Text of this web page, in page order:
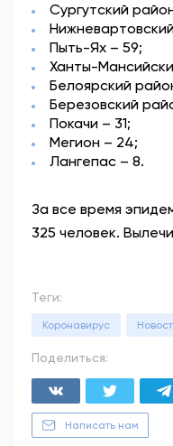
Сургутский
Пыть-Ях – 59;
Ханты-
Белоярский
Березовский
Покачи – 31;
Мегион – 24;
Лангепас – 8.
За все время
325 человек.
Теги:
Коронавирус
Поделиться:
Написать нам